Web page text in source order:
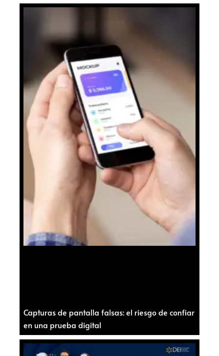
Capturas de pantalla falsas: el riesgo de confiar
en una prueba digital